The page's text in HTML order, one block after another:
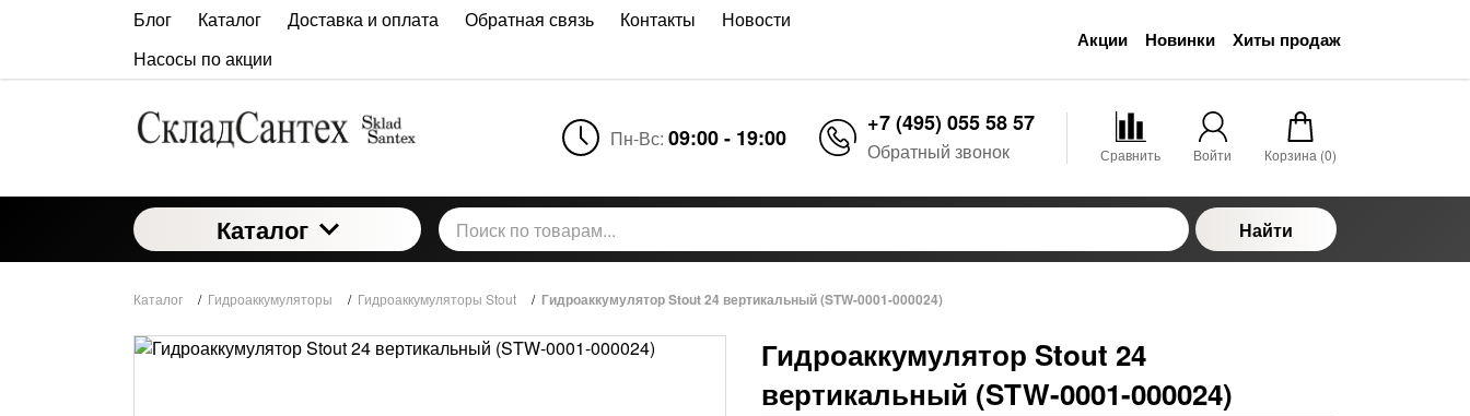
Блог Каталог Доставка и оплата Обратная связь Контакты
Новости
Насосы по акции
Акции Новинки Хиты продаж
Пн-Вс: 09:00 - 19:00
+7 (495) 055 58 57
Обратный звонок Сравнить Войти Корзина (0)
Каталог Найти
Каталог / Гидроаккумуляторы / Гидроаккумуляторы Stout / Гидроаккумулятор Stout 24 вертикальный (STW-0001-000024)
Гидроаккумулятор Stout 24
вертикальный (STW-0001-000024)